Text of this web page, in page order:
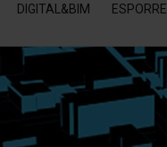
DIGITAL&BIM ESPORRE